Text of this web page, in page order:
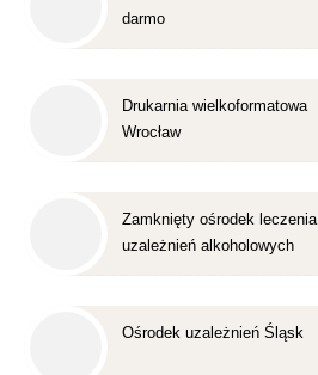
darmo
Drukarnia wielkoformatowa
Wrocław
Zamknięty ośrodek leczenia
uzależnień alkoholowych
Ośrodek uzależnień Śląsk